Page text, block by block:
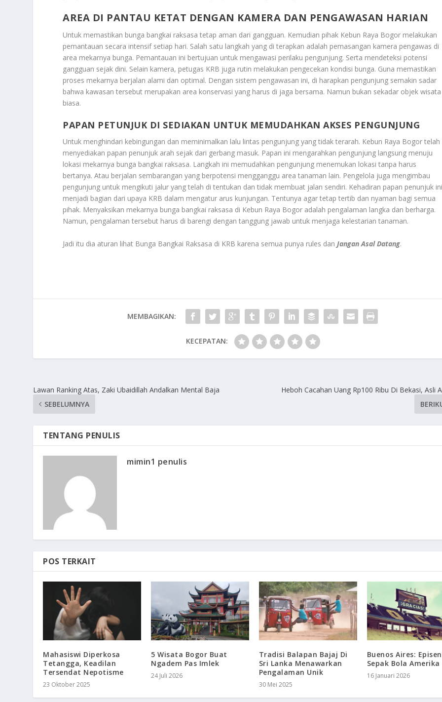
AREA DI PANTAU KETAT DENGAN KAMERA DAN PENGAWASAN HARIAN
Untuk memastikan bunga bangkai raksasa tetap aman dari gangguan. Kemudian pihak Kebun Raya Bogor melakukan
pemantauan secara intensif setiap hari. Salah satu langkah yang di terapkan adalah pemasangan kamera pengawas di
area mekarnya bunga. Pemantauan ini bertujuan untuk mengawasi perilaku pengunjung. Serta mendeteksi potensi
gangguan sejak dini. Selain kamera, petugas KRB juga rutin melakukan pengecekan kondisi bunga. Guna memastikan
proses mekarnya berjalan alami dan optimal. Dengan sistem pengawasan ini, di harapkan pengunjung semakin sadar
bahwa kawasan tersebut merupakan area konservasi yang harus di jaga bersama. Namun bukan sekadar objek wisata
biasa.
PAPAN PETUNJUK DI SEDIAKAN UNTUK MEMUDAHKAN AKSES PENGUNJUNG
Untuk menghindari kebingungan dan meminimalkan lalu lintas pengunjung yang tidak terarah. Kebun Raya Bogor telah
menyediakan papan penunjuk arah sejak dari gerbang masuk. Papan ini mengarahkan pengunjung langsung menuju
lokasi mekarnya bunga bangkai raksasa. Langkah ini memudahkan pengunjung menemukan lokasi tanpa harus
bertanya. Atau berjalan sembarangan yang berpotensi mengganggu area tanaman lain. Pengelola juga mengimbau
pengunjung untuk mengikuti jalur yang telah di tentukan dan tidak membuat jalan sendiri. Kehadiran papan penunjuk
menjadi bagian dari upaya KRB dalam mengatur arus kunjungan. Tentunya agar tetap tertib dan nyaman bagi semua
pihak. Menyaksikan mekarnya bunga bangkai raksasa di Kebun Raya Bogor adalah pengalaman langka dan berharga.
Namun, pengalaman tersebut harus di barengi dengan tanggung jawab untuk menjaga kelestarian tanaman.
Jadi itu dia aturan lihat Bunga Bangkai Raksasa di KRB karena semua punya rules dan Jangan Asal Datang.
MEMBAGIKAN:
KECEPATAN:
Lawan Ranking Atas, Zaki Ubaidillah Andalkan Mental Baja
SEBELUMNYA
Heboh Cacahan Uang Rp100 Ribu Di Bekasi, Asli
TENTANG PENULIS
mimin1 penulis
POS TERKAIT
Mahasiswi Diperkosa
Tetangga, Keadilan
Tersendat Nepotisme
23 Oktober 2025
5 Wisata Bogor Buat
Ngadem Pas Imlek
24 Juli 2026
Tradisi Balapan Bajaj Di
Sri Lanka Menawarkan
Pengalaman Unik
30 Mei 2025
Buenos Aires:
Sepak Bola
16 Januari 2026